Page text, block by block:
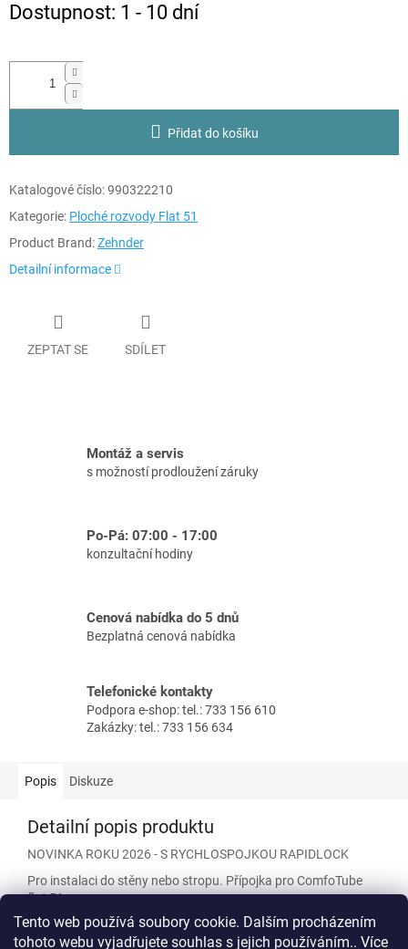
Tento web používá soubory cookie. Dalším procházením
tohoto webu vyjadřujete souhlas s jejich používáním.. Více
cena:
Dostupnost: 1 - 10 dní
Přidat do košíku
Katalogové číslo:990322210
Kategorie: Ploché rozvody Flat 51
Product Brand:Zehnder
Detailní informace
ZEPTAT SE SDÍLET
Montáž a servis
s možností prodloužení záruky
Po-Pá: 07:00 - 17:00
konzultační hodiny
Cenová nabídka do 5 dnů
Bezplatná cenová nabídka
Telefonické kontakty
Podpora e-shop: tel.: 733 156 610
Zakázky: tel.: 733 156 634
Popis Diskuze
Detailní popis produktu
NOVINKA ROKU 2026 - S RYCHLOSPOJKOU RAPIDLOCK
Pro instalaci do stěny nebo stropu. Přípojka pro ComfoTube
flat 51.
Neobsahuje O-kroužky, nutno objednat zvlášť.